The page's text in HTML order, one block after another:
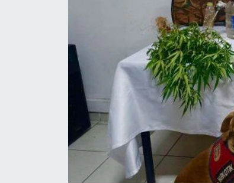
Sivil Toplum